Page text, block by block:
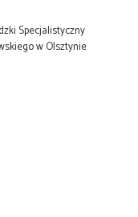
Specjalistyczny
w Olsztynie